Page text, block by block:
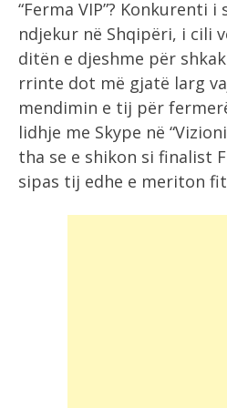
“Ferma VIP”? Konkurenti
ndjekur në Shqipëri, i cili
ditën e djeshme për
rrinte dot më gjatë larg
mendimin e tij për
lidhje me Skype në
tha se e shikon si finalist
sipas tij edhe e meriton